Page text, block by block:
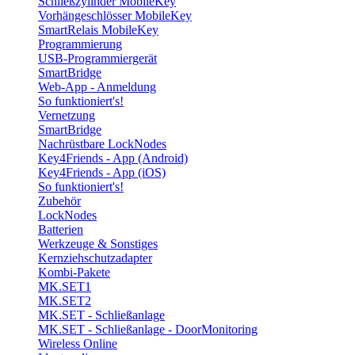
Vorhängeschlösser MobileKey
SmartRelais MobileKey
Programmierung
USB-Programmiergerät
SmartBridge
Web-App - Anmeldung
So funktioniert's!
Vernetzung
SmartBridge
Nachrüstbare LockNodes
Key4Friends - App (Android)
Key4Friends - App (iOS)
So funktioniert's!
Zubehör
LockNodes
Batterien
Werkzeuge & Sonstiges
Kernziehschutzadapter
Kombi-Pakete
MK.SET1
MK.SET2
MK.SET - Schließanlage
MK.SET - Schließanlage - DoorMonitoring
Wireless Online